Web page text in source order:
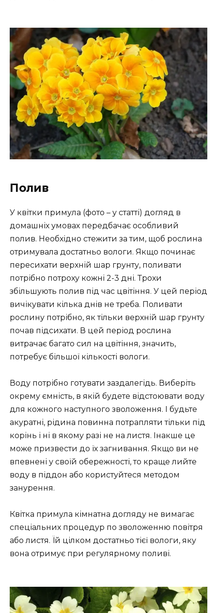
Полив
У квітки примула (фото – у статті) догляд в
домашніх умовах передбачає особливий
полив. Необхідно стежити за тим, щоб рослина
отримувала достатньо вологи. Якщо починає
пересихати верхній шар грунту, поливати
потрібно потроху кожні 2-3 дні. Трохи
збільшують полив під час цвітіння. У цей період
вичікувати кілька днів не треба. Поливати
рослину потрібно, як тільки верхній шар грунту
почав підсихати. В цей період рослина
витрачає багато сил на цвітіння, значить,
потребує більшої кількості вологи.
Воду потрібно готувати заздалегідь. Виберіть
окрему ємність, в якій будете відстоювати воду
для кожного наступного зволоження. І будьте
акуратні, рідина повинна потрапляти тільки під
корінь і ні в якому разі не на листя. Інакше це
може призвести до їх загнивання. Якщо ви не
впевнені у своїй обережності, то краще лийте
воду в піддон або користуйтеся методом
занурення.
Квітка примула кімнатна догляду не вимагає
спеціальних процедур по зволоженню повітря
або листя. Їй цілком достатньо тієї вологи, яку
вона отримує при регулярному поливі.